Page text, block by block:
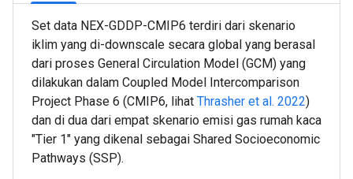
Set data NEX-GDDP-CMIP6 terdiri dari skenario
iklim yang di-downscale secara global yang berasal
dari proses General Circulation Model (GCM) yang
dilakukan dalam Coupled Model Intercomparison
Project Phase 6 (CMIP6, lihat Thrasher et al. 2022)
dan di dua dari empat skenario emisi gas rumah kaca
"Tier 1" yang dikenal sebagai Shared Socioeconomic
Pathways (SSP).